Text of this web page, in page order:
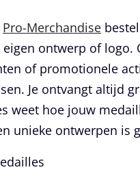
Pro-Merchandise
ontwerp of logo.
of promotionele
Je ontvangt altijd
weet hoe jouw
unieke ontwerpen is